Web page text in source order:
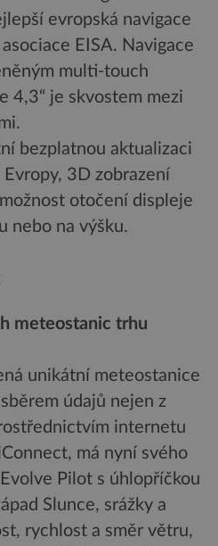
evropská navigace
EISA. Navigace
multi-touch
4,3“ je skvostem mezi
bezplatnou aktualizaci
3D zobrazení
otočení displeje
nebo na výšku.
meteostanic trhu
unikátní meteostanice
údajů nejen z
internetu
má nyní svého
Pilot s úhlopříčkou
Slunce, srážky a
rychlost a směr větru,